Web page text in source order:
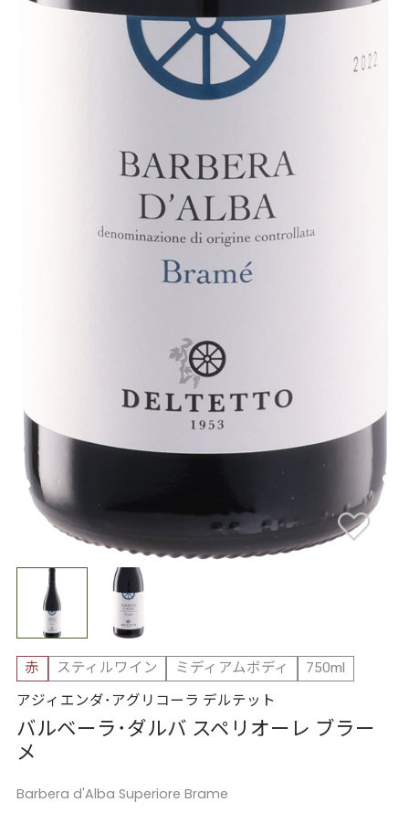
赤 スティルワイン ミディアムボディ
750ml
アジィエンダ･アグリコーラ デルテット
バルベーラ･ダルバ スペリオーレ ブラー
メ
Barbera d'Alba Superiore Brame